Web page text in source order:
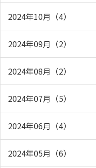
2024年10月（4）
2024年09月（2）
2024年08月（2）
2024年07月（5）
2024年06月（4）
2024年05月（6）